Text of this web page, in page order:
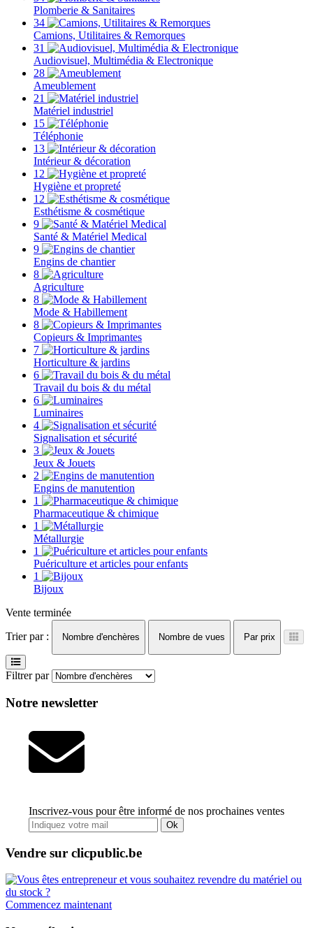
Plomberie & Sanitaires
34
Camions, Utilitaires & Remorques
31
Audiovisuel, Multimédia & Electronique
28
Ameublement
21
Matériel industriel
15
Téléphonie
13
Intérieur & décoration
12
Hygiène et propreté
12
Esthétisme & cosmétique
9
Santé & Matériel Medical
9
Engins de chantier
8
Agriculture
8
Mode & Habillement
8
Copieurs & Imprimantes
7
Horticulture & jardins
6
Travail du bois & du métal
6
Luminaires
4
Signalisation et sécurité
3
Jeux & Jouets
2
Engins de manutention
1
Pharmaceutique & chimique
1
Métallurgie
1
Puériculture et articles pour enfants
1
Bijoux
Vente terminée
Trier par :
Nombre d'enchères Nombre de vues Par prix
Filtrer par
Notre newsletter
Inscrivez-vous pour être informé de nos prochaines ventes
Ok
Vendre sur clicpublic.be
Commencez maintenant